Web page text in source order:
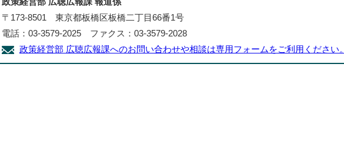
〒173-8501 東京都板橋区板橋二丁目66番1号
電話：03-3579-2025 ファクス：03-3579-2028
政策経営部 広聴広報課へのお問い合わせや相談は専用フォームをご利用ください。